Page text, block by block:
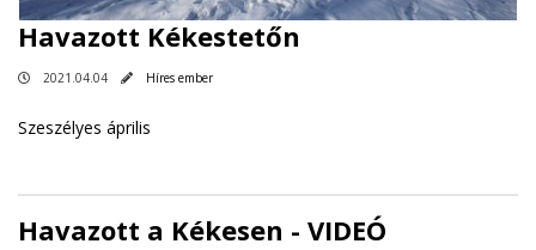
Havazott Kékestetőn
2021.04.04 Híres ember
Szeszélyes április
Havazott a Kékesen - VIDEÓ